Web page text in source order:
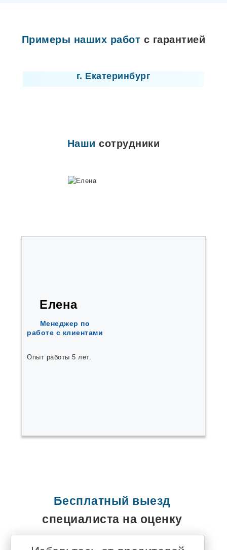
Примеры наших работ с гарантией
г. Екатеринбург
Наши сотрудники
Елена
Менеджер по
работе с клиентами
Опыт работы 5 лет.
Бесплатный выезд
специалиста на оценку